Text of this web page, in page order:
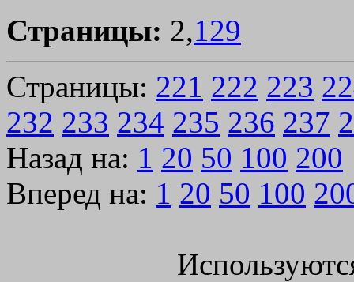
Страницы: 2,129
Страницы: 221 222 223
232 233 234 235 236 237
Назад на: 1 20 50 100 200
Вперед на: 1 20 50 100